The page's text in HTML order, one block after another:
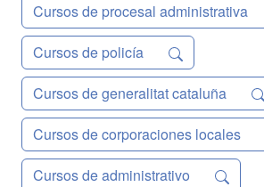
Cursos de procesal administrativa
Cursos de policía
Cursos de generalitat cataluña
Cursos de corporaciones locales
Cursos de administrativo